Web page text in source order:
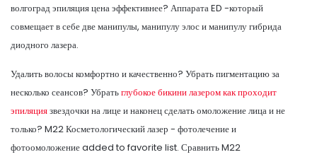
волгоград эпиляция цена эффективнее? Аппарата ED -который
совмещает в себе две манипулы, манипулу элос и манипулу гибрида
диодного лазера.
Удалить волосы комфортно и качественно? Убрать пигментацию за
несколько сеансов? Убратьглубокое бикини лазером как проходит
эпиляциязвездочки на лице и наконец сделать омоложение лица и не
только? M22 Косметологический лазер - фотолечение и
фотоомоложение added to favorite list. Сравнить M22